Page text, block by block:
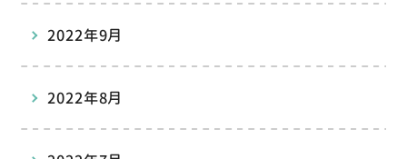
2022年9月
2022年8月